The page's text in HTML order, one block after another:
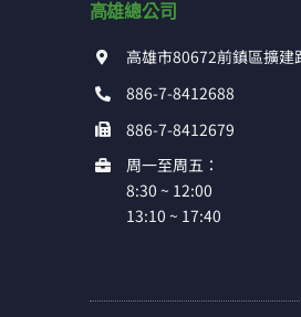
高雄總公司
高雄市80672前鎮區擴建
886-7-8412688
886-7-8412679
周一至周五：
8:30 ~ 12:00
13:10 ~ 17:40